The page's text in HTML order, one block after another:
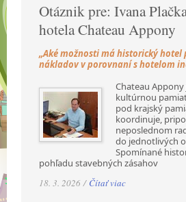
Otáznik pre: Ivana
hotela Chateau Appony
„Aké možnosti má historický hotel
nákladov v porovnaní s hotelom
Chateau
kultúrnou
pod krajský
koordinuje,
neposlednom
do jednotlivých
Spomínané
pohľadu stavebných zásahov
18. 3. 2026 / Čítať viac